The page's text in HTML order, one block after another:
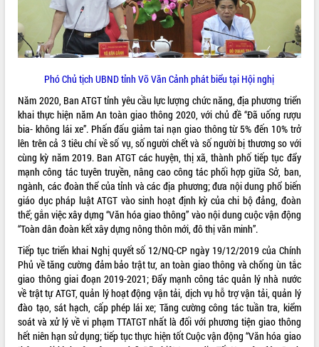
Khám bệnh, cấp phát thuốc miễn phí
và tặng quà người dân xã Cư Pui
Hội nghị UBND tỉnh Đắk Lắk thường kỳ
tháng 7/2026
Lễ truy tặng danh hiệu “Bà Mẹ Việt
Nam Anh hùng” và trao Huân chương
Lao động
UBND tỉnh Đắk Lắk triển khai nhiệm
vụ 6 tháng cuối năm 2026
Kỳ họp thứ Hai, Hội đồng nhân dân
tỉnh khóa XI quyết nghị nhiều nội dung
quan trọng
Bí thư Tỉnh ủy Lương Nguyễn Minh
Triết thăm, tặng quà người có công với
cách mạng
Rà soát, hoàn thiện hệ thống thiết chế
văn hóa, thể thao đáp ứng yêu cầu
phát triển mới
Thường trực HĐND tỉnh Đắk Lắk gặp
mặt Đoàn chuyên gia y tế TP. Hồ Chí
Minh
Lễ truy điệu và an táng hài cốt liệt sĩ
ALBUM ẢNH
LIÊN KẾT WEB
THỐNG KÊ TRUY CẬP
Hôm nay: 22525
Tất cả: 66108193
Phó Chủ tịch UBND tỉnh Võ Văn Cảnh phát biểu tại Hội nghị
Năm 2020, Ban ATGT tỉnh yêu cầu lực lượng chức năng, địa phương triển
khai thực hiện năm An toàn giao thông 2020, với chủ đề “Đã uống rượu
bia- không lái xe”. Phấn đấu giảm tai nạn giao thông từ 5% đến 10% trở
lên trên cả 3 tiêu chí về số vụ, số người chết và số người bị thương so với
cùng kỳ năm 2019. Ban ATGT các huyện, thị xã, thành phố tiếp tục đẩy
mạnh công tác tuyên truyền, nâng cao công tác phối hợp giữa Sở, ban,
ngành, các đoàn thể của tỉnh và các địa phương; đưa nội dung phổ biến
giáo dục pháp luật ATGT vào sinh hoạt định kỳ của chi bộ đảng, đoàn
thể; gắn việc xây dựng “Văn hóa giao thông” vào nội dung cuộc vận động
“Toàn dân đoàn kết xây dựng nông thôn mới, đô thị văn minh”.
Tiếp tục triển khai Nghị quyết số 12/NQ-CP ngày 19/12/2019 của Chính
Phủ về tăng cường đảm bảo trật tư, an toàn giao thông và chống ùn tắc
giao thông giai đoạn 2019-2021; Đẩy mạnh công tác quản lý nhà nước
về trật tự ATGT, quản lý hoạt động vận tải, dịch vụ hỗ trợ vận tải, quản lý
đào tạo, sát hạch, cấp phép lái xe; Tăng cường công tác tuần tra, kiểm
soát và xử lý về vi phạm TTATGT nhất là đối với phương tiện giao thông
hết niên hạn sử dụng; tiếp tục thực hiện tốt Cuộc vận động “Văn hóa giao